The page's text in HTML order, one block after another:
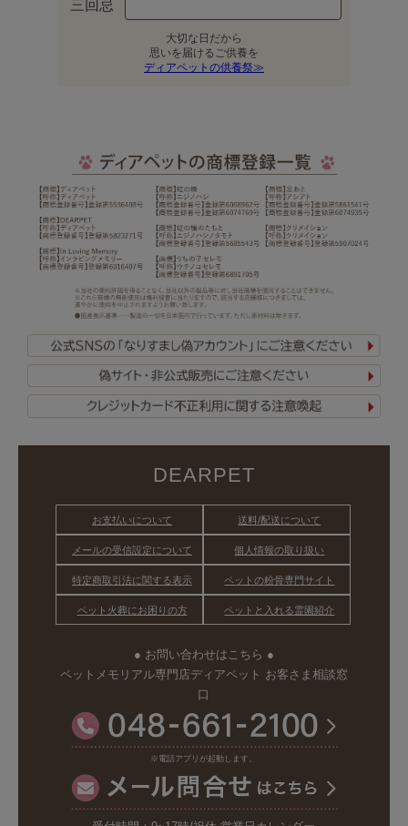
DEARPET
お支払いについて 送料/配送について
メールの受信設定について 個人情報の取り扱い
特定商取引法に関する表示 ペットの粉骨専門サイト
ペット火葬にお困りの方 ペットと入れる霊園紹介
● お問い合わせはこちら ●
ペットメモリアル専門店ディアペット お客さま相談窓
口
※電話アプリが起動します。